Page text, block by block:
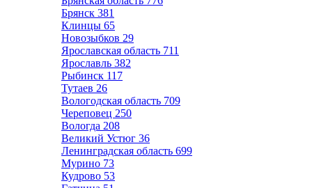
Брянск 381
Клинцы 65
Новозыбков 29
Ярославская область 711
Ярославль 382
Рыбинск 117
Тутаев 26
Вологодская область 709
Череповец 250
Вологда 208
Великий Устюг 36
Ленинградская область 699
Мурино 73
Кудрово 53